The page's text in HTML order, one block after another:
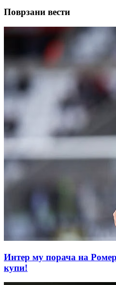
Поврзани вести
Интер му порачa на
купи!